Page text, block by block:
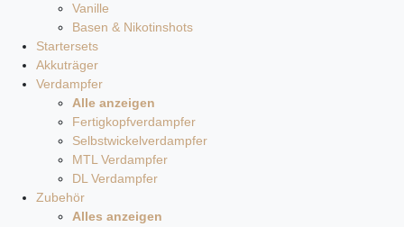
Vanille
Basen & Nikotinshots
Startersets
Akkuträger
Verdampfer
Alle anzeigen
Fertigkopfverdampfer
Selbstwickelverdampfer
MTL Verdampfer
DL Verdampfer
Zubehör
Alles anzeigen